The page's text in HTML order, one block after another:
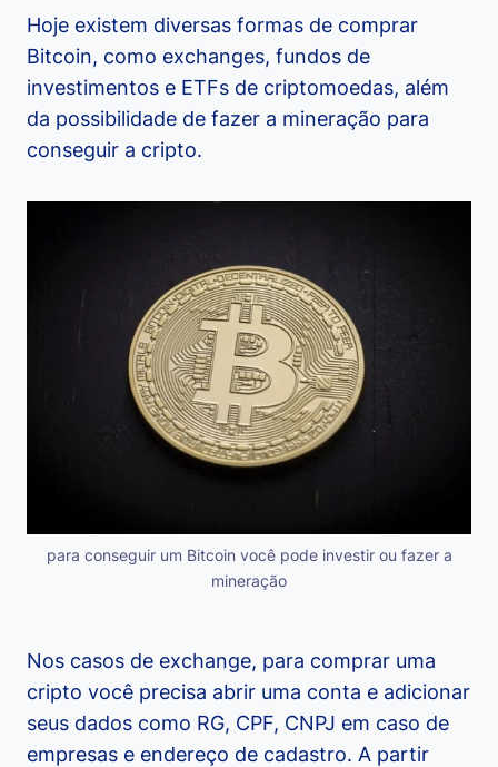
Hoje existem diversas formas de comprar
Bitcoin, como exchanges, fundos de
investimentos e ETFs de criptomoedas, além
da possibilidade de fazer a mineração para
conseguir a cripto.
para conseguir um Bitcoin você pode investir ou fazer a
mineração
Nos casos de exchange, para comprar uma
cripto você precisa abrir uma conta e adicionar
seus dados como RG, CPF, CNPJ em caso de
empresas e endereço de cadastro. A partir